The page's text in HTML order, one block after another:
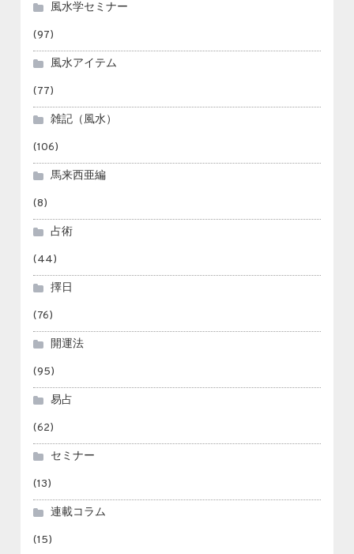
風水学セミナー
(97)
風水アイテム
(77)
雑記（風水）
(106)
馬来西亜編
(8)
占術
(44)
擇日
(76)
開運法
(95)
易占
(62)
セミナー
(13)
連載コラム
(15)